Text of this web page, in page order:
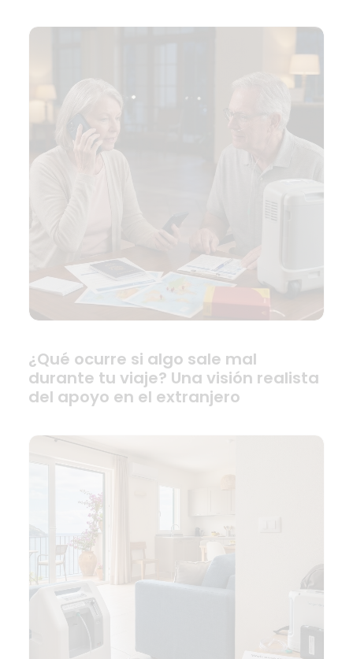
¿Qué ocurre si algo sale mal
durante tu viaje? Una visión realista
del apoyo en el extranjero